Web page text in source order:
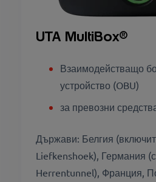
UTA MultiBox®
Взаимодействащо
устройство (OBU)
за превозни
Държави: Белгия
Liefkenshoek), Германия
Herrentunnel), Франция,